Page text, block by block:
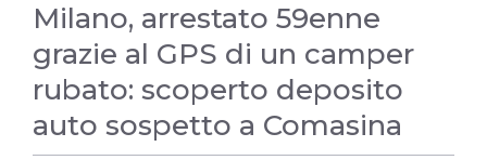
Milano, arrestato 59enne
grazie al GPS di un camper
rubato: scoperto deposito
auto sospetto a Comasina